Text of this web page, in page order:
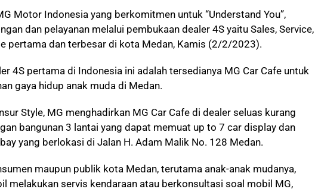
Motor Indonesia yang berkomitmen untuk “Understand You”,
dan pelayanan melalui pembukaan dealer 4S yaitu Sales, Service,
pertama dan terbesar di kota Medan, Kamis (2/2/2023).
4S pertama di Indonesia ini adalah tersedianya MG Car Cafe untuk
gaya hidup anak muda di Medan.
Style, MG menghadirkan MG Car Cafe di dealer seluas kurang
bangunan 3 lantai yang dapat memuat up to 7 car display dan
yang berlokasi di Jalan H. Adam Malik No. 128 Medan.
maupun publik kota Medan, terutama anak-anak mudanya,
melakukan servis kendaraan atau berkonsultasi soal mobil MG,